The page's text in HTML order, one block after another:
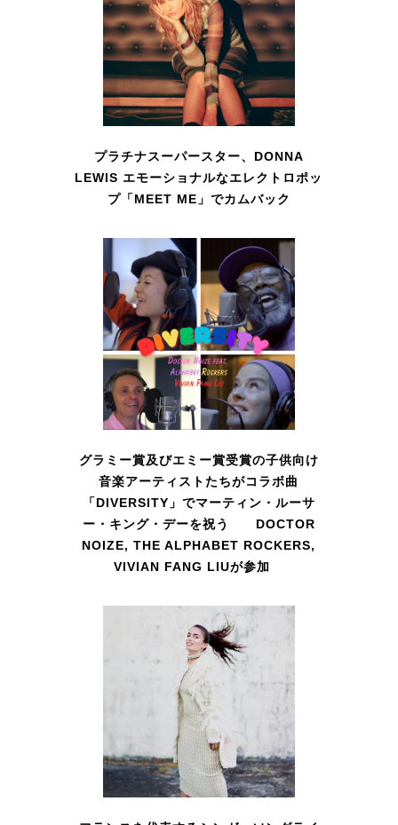
プラチナスーパースター、DONNA
LEWIS エモーショナルなエレクトロポッ
プ「MEET ME」でカムバック
グラミー賞及びエミー賞受賞の子供向け
音楽アーティストたちがコラボ曲
「DIVERSITY」でマーティン・ルーサ
ー・キング・デーを祝う DOCTOR
NOIZE, THE ALPHABET ROCKERS,
VIVIAN FANG LIUが参加